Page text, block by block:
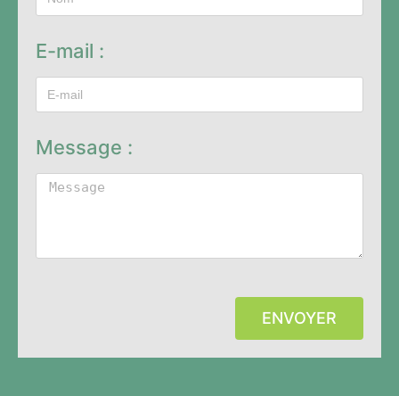
E-mail :
Message :
ENVOYER